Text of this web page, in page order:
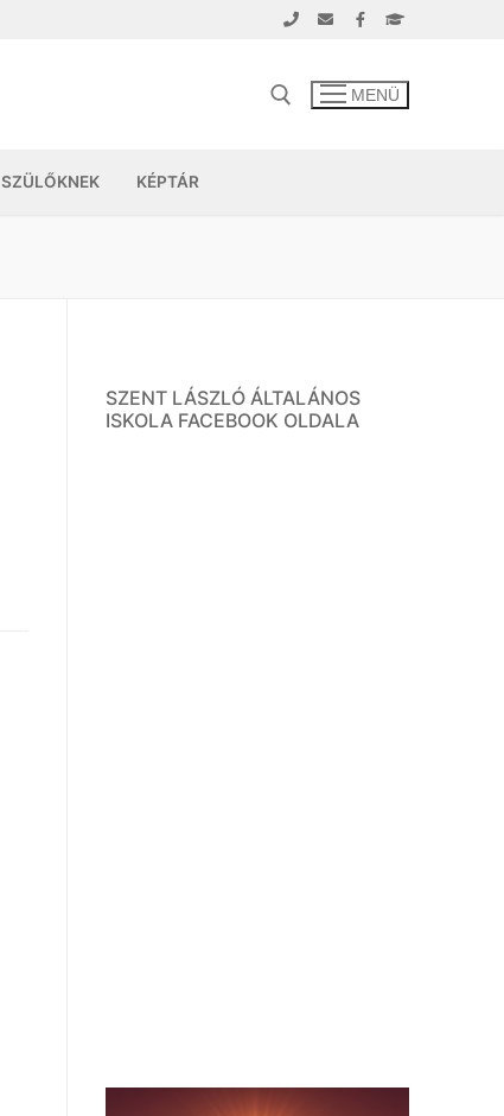
MENÜ
SZÜLŐKNEK KÉPTÁR
SZENT LÁSZLÓ ÁLTALÁNOS
ISKOLA FACEBOOK OLDALA